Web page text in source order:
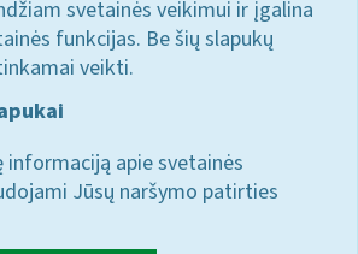
svetainės veikimui ir įgalina
funkcijas. Be šių slapukų
veikti.
apie svetainės
Jūsų naršymo patirties